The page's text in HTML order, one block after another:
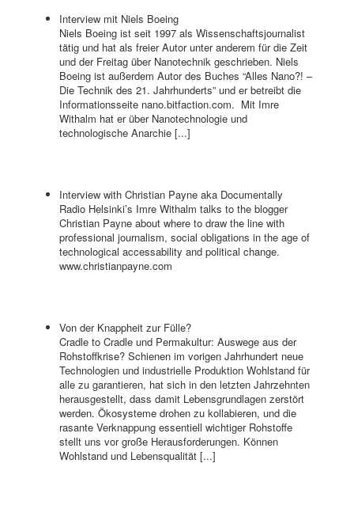
Interview mit Niels Boeing
Niels Boeing ist seit 1997 als Wissenschaftsjournalist
tätig und hat als freier Autor unter anderem für die Zeit
und der Freitag über Nanotechnik geschrieben. Niels
Boeing ist außerdem Autor des Buches “Alles Nano?! –
Die Technik des 21. Jahrhunderts” und er betreibt die
Informationsseite nano.bitfaction.com. Mit Imre
Withalm hat er über Nanotechnologie und
technologische Anarchie [...]
Interview with Christian Payne aka Documentally
Radio Helsinki’s Imre Withalm talks to the blogger
Christian Payne about where to draw the line with
professional journalism, social obligations in the age of
technological accessability and political change.
www.christianpayne.com
Von der Knappheit zur Fülle?
Cradle to Cradle und Permakultur: Auswege aus der
Rohstoffkrise? Schienen im vorigen Jahrhundert neue
Technologien und industrielle Produktion Wohlstand für
alle zu garantieren, hat sich in den letzten Jahrzehnten
herausgestellt, dass damit Lebensgrundlagen zerstört
werden. Ökosysteme drohen zu kollabieren, und die
rasante Verknappung essentiell wichtiger Rohstoffe
stellt uns vor große Herausforderungen. Können
Wohlstand und Lebensqualität [...]